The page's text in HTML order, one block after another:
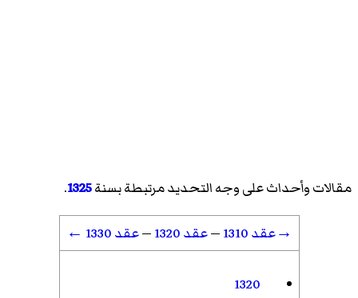
مقالات وأحداث على وجه التحديد مرتبطة بسنة1325
.
→عقد 1310 —عقد 1320 —عقد 1330 ←
1320